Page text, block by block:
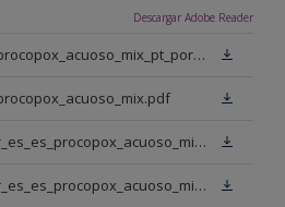
Descargar Adobe Reader
ficha_tecnica_293_procopox_acuoso_mix_pt_portugal.pdf
ficha_seguridad_pr_es_es_procopox_acuoso_mix_bb.pdf
ficha_seguridad_pr_es_es_procopox_acuoso_mix_bm.pdf